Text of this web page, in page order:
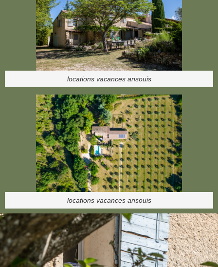
locations vacances ansouis
locations vacances ansouis